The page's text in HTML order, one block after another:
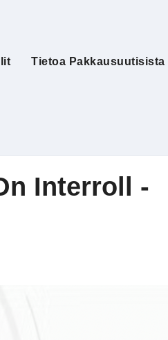
Tietoa Pakkausuutisista
Interroll -